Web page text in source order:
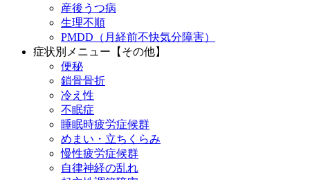
産後うつ病
生理不順
PMDD（月経前不快気分障害）
症状別メニュー【その他】
便秘
鎖骨骨折
冷え性
不眠症
睡眠時疲労症候群
めまい・立ちくらみ
慢性疲労症候群
自律神経の乱れ